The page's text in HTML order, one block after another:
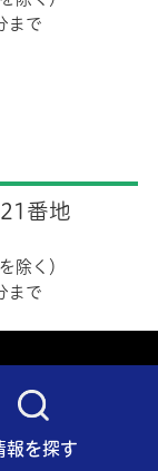
報を探す
まで
番地
除く）
まで